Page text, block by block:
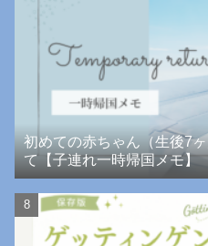
初めての赤ちゃん（生後7
て【子連れ一時帰国メモ】